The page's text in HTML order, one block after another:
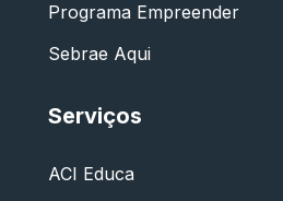
Programa Empreender
Sebrae Aqui
Serviços
ACI Educa